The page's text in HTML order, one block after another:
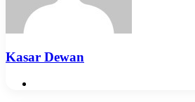
Kasar Dewan